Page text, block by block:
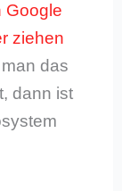
Google
ziehen
das
dann ist